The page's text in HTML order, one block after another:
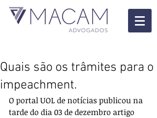
Quais são os trâmites para o
impeachment.
O portal UOL de notícias publicou na
tarde do dia 03 de dezembro artigo